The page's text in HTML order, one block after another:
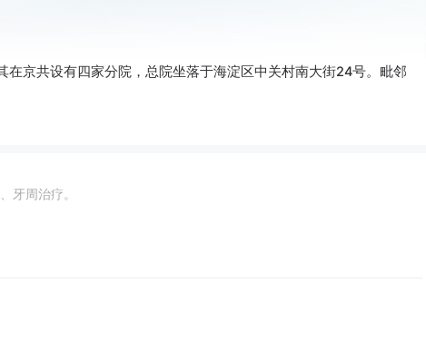
京共设有四家分院，总院坐落于海淀区中关村南大街24号。毗邻
牙周治疗。